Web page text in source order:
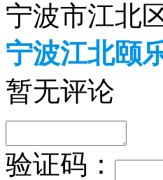
宁波市江北
宁波江北颐
暂无评论
验证码：